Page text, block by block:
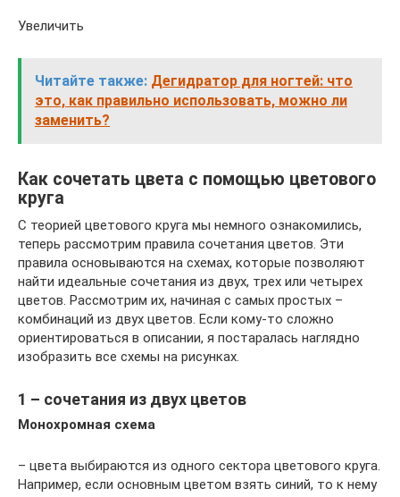
Увеличить
Читайте также: Дегидратор для ногтей: что
это, как правильно использовать, можно ли
заменить?
Как сочетать цвета с помощью цветового
круга
С теорией цветового круга мы немного ознакомились,
теперь рассмотрим правила сочетания цветов. Эти
правила основываются на схемах, которые позволяют
найти идеальные сочетания из двух, трех или четырех
цветов. Рассмотрим их, начиная с самых простых –
комбинаций из двух цветов. Если кому-то сложно
ориентироваться в описании, я постаралась наглядно
изобразить все схемы на рисунках.
1 – сочетания из двух цветов
Монохромная схема
– цвета выбираются из одного сектора цветового круга.
Например, если основным цветом взять синий, то к нему